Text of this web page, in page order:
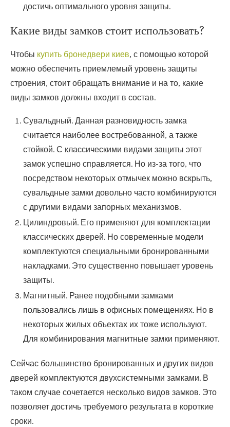
достичь оптимального уровня защиты.
Какие виды замков стоит использовать?
Чтобы купить бронедвери киев, с помощью которой
можно обеспечить приемлемый уровень защиты
строения, стоит обращать внимание и на то, какие
виды замков должны входит в состав.
Сувальдный. Данная разновидность замка
считается наиболее востребованной, а также
стойкой. С классическими видами защиты этот
замок успешно справляется. Но из-за того, что
посредством некоторых отмычек можно вскрыть,
сувальдные замки довольно часто комбинируются
с другими видами запорных механизмов.
Цилиндровый. Его применяют для комплектации
классических дверей. Но современные модели
комплектуются специальными бронированными
накладками. Это существенно повышает уровень
защиты.
Магнитный. Ранее подобными замками
пользовались лишь в офисных помещениях. Но в
некоторых жилых объектах их тоже используют.
Для комбинирования магнитные замки применяют.
Сейчас большинство бронированных и других видов
дверей комплектуются двухсистемными замками. В
таком случае сочетается несколько видов замков. Это
позволяет достичь требуемого результата в короткие
сроки.